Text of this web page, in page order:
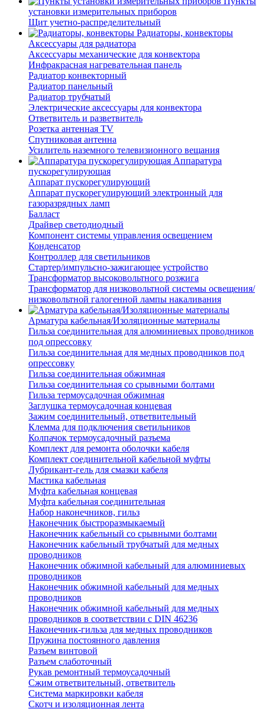
установки измерительных приборов
Щит учетно-распределительный
Радиаторы, конвекторы
Аксессуары для радиатора
Аксессуары механические для конвектора
Инфракрасная нагревательная панель
Радиатор конвекторный
Радиатор панельный
Радиатор трубчатый
Электрические аксессуары для конвектора
Ответвитель и разветвитель
Розетка антенная TV
Спутниковая антенна
Усилитель наземного телевизионного вещания
Аппаратура
пускорегулирующая
Аппарат пускорегулирующий
Аппарат пускорегулирующий электронный для
газоразрядных ламп
Балласт
Драйвер светодиодный
Компонент системы управления освещением
Конденсатор
Контроллер для светильников
Стартер/импульсно-зажигающее устройство
Трансформатор высоковольтного розжига
Трансформатор для низковольтной системы освещения/
низковольтной галогенной лампы накаливания
Арматура кабельная/Изоляционные материалы
Гильза соединительная для алюминиевых проводников
под опрессовку
Гильза соединительная для медных проводников под
опрессовку
Гильза соединительная обжимная
Гильза соединительная со срывными болтами
Гильза термоусадочная обжимная
Заглушка термоусадочная концевая
Зажим соединительный, ответвительный
Клемма для подключения светильников
Колпачок термоусадочный разъема
Комплект для ремонта оболочки кабеля
Комплект соединительной кабельной муфты
Лубрикант-гель для смазки кабеля
Мастика кабельная
Муфта кабельная концевая
Муфта кабельная соединительная
Набор наконечников, гильз
Наконечник быстроразмыкаемый
Наконечник кабельный со срывными болтами
Наконечник кабельный трубчатый для медных
проводников
Наконечник обжимной кабельный для алюминиевых
проводников
Наконечник обжимной кабельный для медных
проводников
Наконечник обжимной кабельный для медных
проводников в соответствии с DIN 46236
Наконечник-гильза для медных проводников
Пружина постоянного давления
Разъем винтовой
Разъем слаботочный
Рукав ремонтный термоусадочный
Сжим ответвительный, ответвитель
Система маркировки кабеля
Скотч и изоляционная лента